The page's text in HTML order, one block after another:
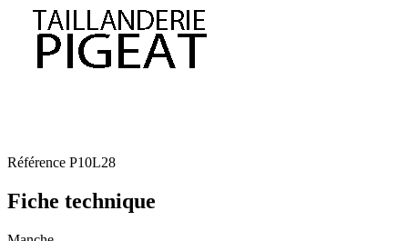
Référence P10L28
Fiche technique